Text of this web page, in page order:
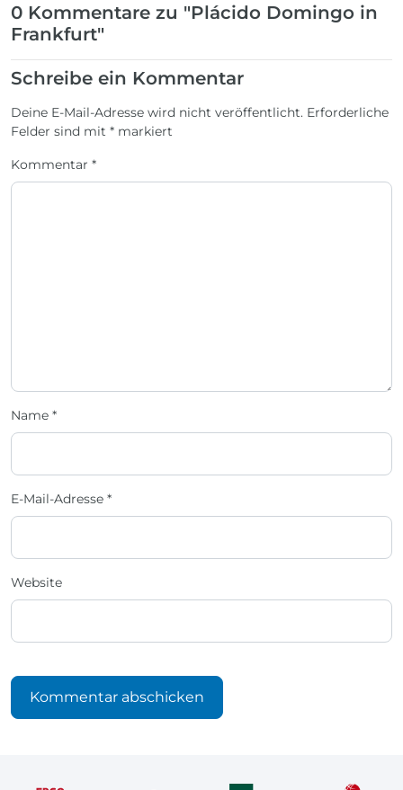
0 Kommentare zu "Plácido Domingo in
Frankfurt"
Schreibe ein Kommentar
Deine E-Mail-Adresse wird nicht veröffentlicht. Erforderliche
Felder sind mit * markiert
Kommentar *
Name *
E-Mail-Adresse *
Website